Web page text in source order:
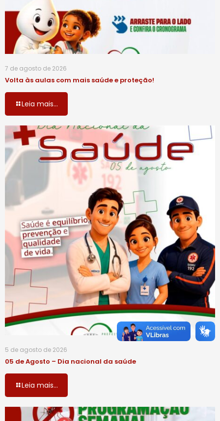
7 de agosto de 2026
Volta às aulas com mais saúde e proteção!
Leia mais...
5 de agosto de 2026
05 de Agosto – Dia nacional da saúde
Leia mais...